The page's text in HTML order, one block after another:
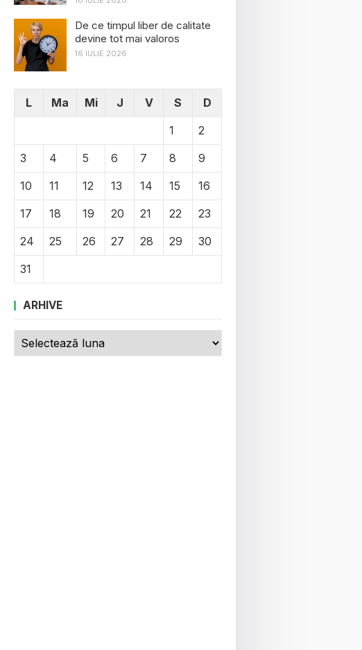
De ce timpul liber de calitate
devine tot mai valoros
16 IULIE 2026
L Ma Mi J V S
D
1
2
3
4 5 6 7 8
9
10
11 12 13 14 15
16
17
18 19 20 21 22
23
24
25 26 27 28 29
30
31
ARHIVE
Arhive